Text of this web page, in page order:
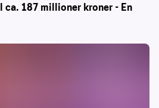
187 millioner kroner - En